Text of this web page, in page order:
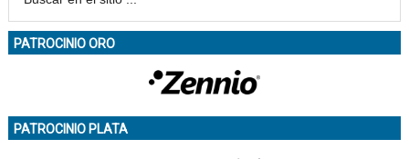
PATROCINIO ORO
PATROCINIO PLATA